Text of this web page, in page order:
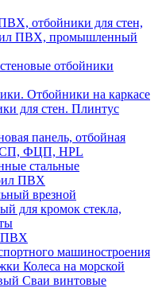
отбойники для стен,
ПВХ, промышленный
отбойники
Отбойники на каркасе
для стен. Плинтус
панель, отбойная
ФЦП, HPL
стальные
ПВХ
врезной
для кромок стекла,
ПВХ
машиностроения
Колеса на морской
Сваи винтовые